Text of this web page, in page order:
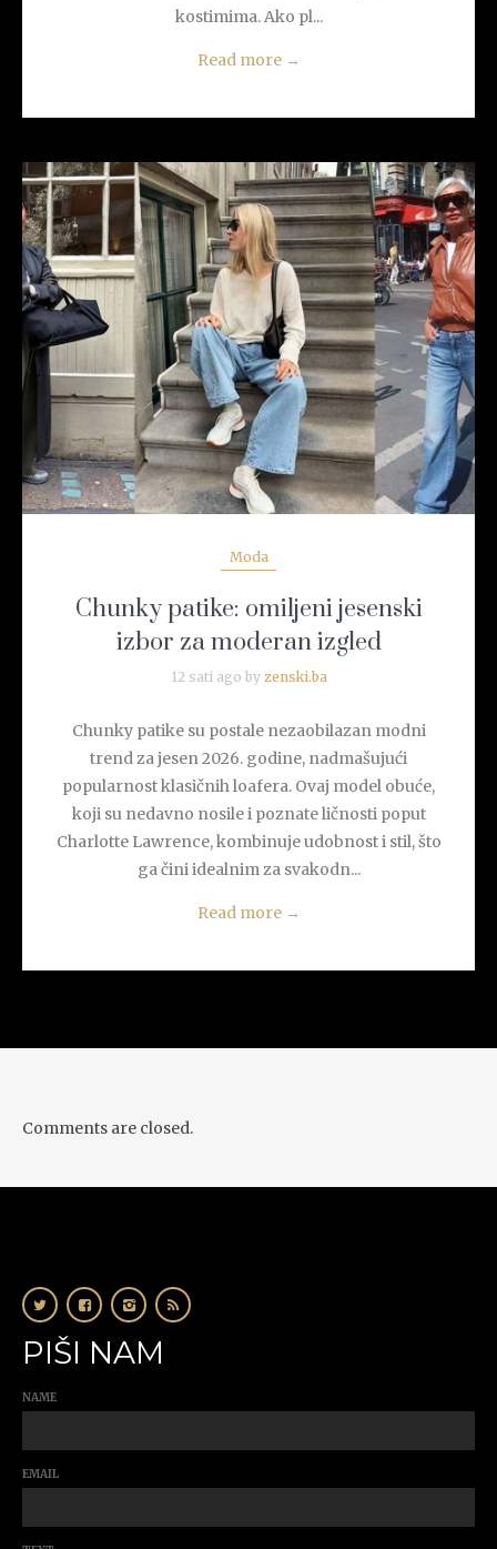
kostimima. Ako pl...
Read more →
READ MORE
Moda
Chunky patike: omiljeni jesenski
izbor za moderan izgled
12 sati ago by zenski.ba
Chunky patike su postale nezaobilazan modni
trend za jesen 2026. godine, nadmašujući
popularnost klasičnih loafera. Ovaj model obuće,
koji su nedavno nosile i poznate ličnosti poput
Charlotte Lawrence, kombinuje udobnost i stil, što
ga čini idealnim za svakodn...
Read more →
Comments are closed.
PIŠI NAM
NAME
EMAIL